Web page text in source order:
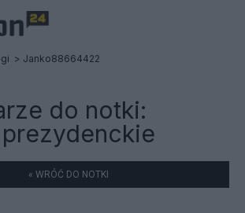
Janko88664422
do notki:
« WRÓĆ DO NOTKI